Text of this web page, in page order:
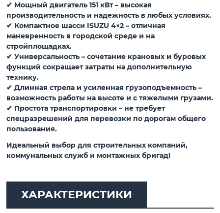
✔ Мощный двигатель 151 кВт – высокая
производительность и надежность в любых условиях.
✔ Компактное шасси ISUZU 4×2 – отличная
маневренность в городской среде и на
стройплощадках.
✔ Универсальность – сочетание крановых и буровых
функций сокращает затраты на дополнительную
технику.
✔ Длинная стрела и усиленная грузоподъемность –
возможность работы на высоте и с тяжелыми грузами.
✔ Простота транспортировки – не требует
спецразрешений для перевозки по дорогам общего
пользования.
Идеальный выбор для строительных компаний,
коммунальных служб и монтажных бригад!
ХАРАКТЕРИСТИКИ